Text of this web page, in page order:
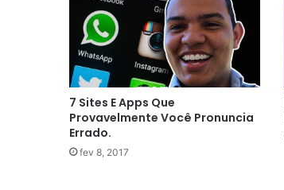
7 Sites E Apps Que
Provavelmente Você Pronuncia
Errado.
fev 8, 2017